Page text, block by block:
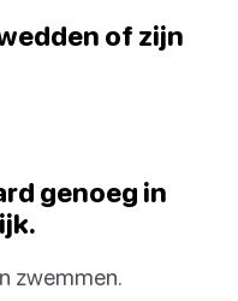
of zijn
genoeg in
zwemmen.